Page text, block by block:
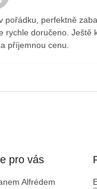
pořádku, perfektně
rychle doručeno. Ještě
příjemnou cenu.
pro vás
Alfrédem